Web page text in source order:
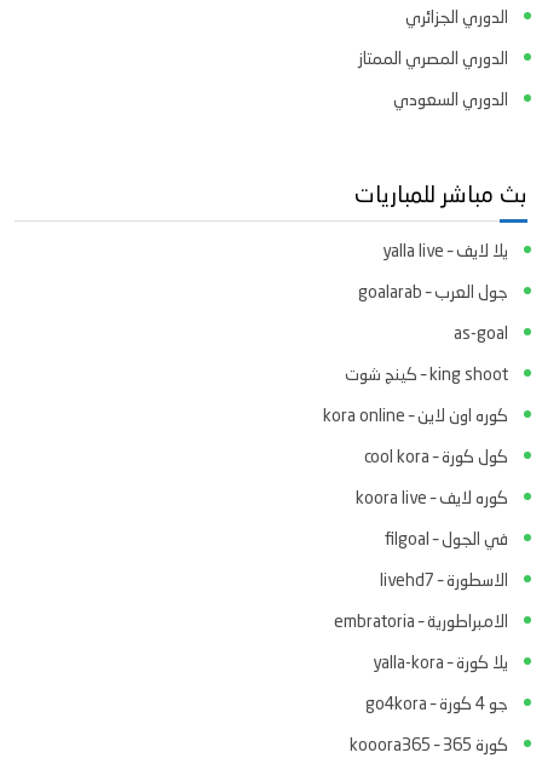
الدوري الجزائري
الدوري المصري الممتاز
الدوري السعودي
بث مباشر للمباريات
يلا لايف – yalla live
جول العرب – goalarab
as-goal
king shoot – كينج شوت
كوره اون لاين – kora online
كول كورة – cool kora
كوره لايف – koora live
في الجول – filgoal
الاسطورة – livehd7
الامبراطورية – embratoria
يلا كورة – yalla-kora
جو 4 كورة – go4kora
كورة 365 – kooora365